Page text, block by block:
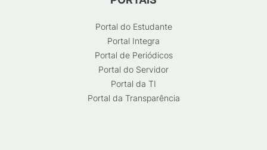
Portal do Estudante
Portal Integra
Portal de Periódicos
Portal do Servidor
Portal da TI
Portal da Transparência